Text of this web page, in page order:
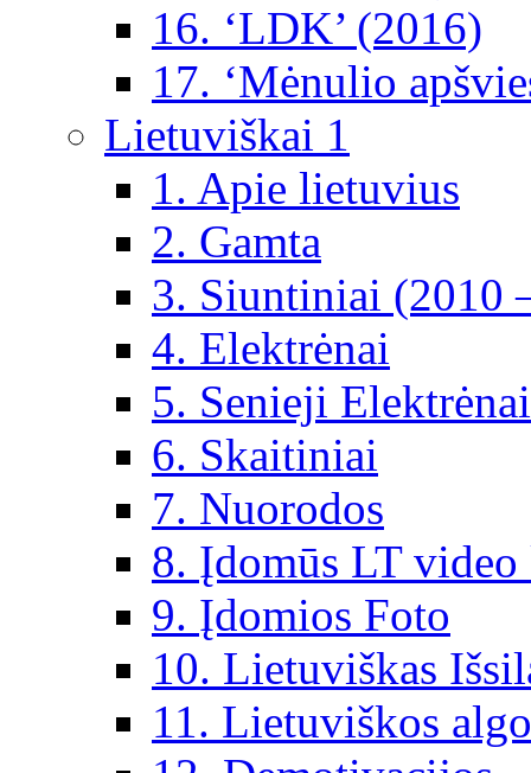
16. ‘LDK’ (2016)
17. ‘Mėnulio
Lietuviškai 1
1. Apie lietuvius
2. Gamta
3. Siuntiniai (2010
4. Elektrėnai
5. Senieji Elektrėnai
6. Skaitiniai
7. Nuorodos
8. Įdomūs LT
9. Įdomios Foto
10. Lietuviškas
11. Lietuviškos